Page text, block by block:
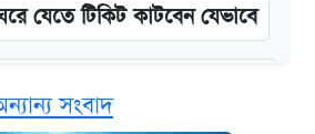
যেতে টিকিট কাটবেন যেভাবে
সংবাদ